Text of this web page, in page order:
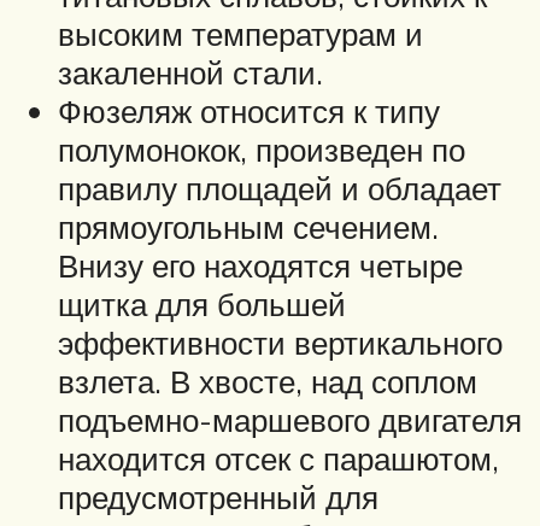
высоким температурам и
закаленной стали.
Фюзеляж относится к типу
полумонокок, произведен по
правилу площадей и обладает
прямоугольным сечением.
Внизу его находятся четыре
щитка для большей
эффективности вертикального
взлета. В хвосте, над соплом
подъемно-маршевого двигателя
находится отсек с парашютом,
предусмотренный для